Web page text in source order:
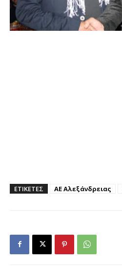
ΕΤΙΚΕΤΕΣ ΑΕ Αλεξάνδρειας